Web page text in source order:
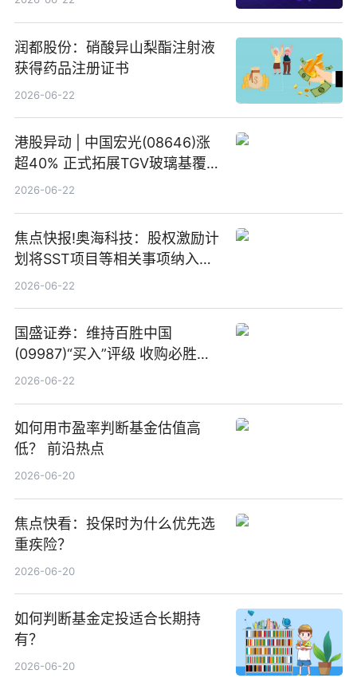
润都股份：硝酸异山梨酯注射液
获得药品注册证书
2026-06-22
港股异动 | 中国宏光(08646)涨
超40% 正式拓展TGV玻璃基覆铜
板新材料业务
2026-06-22
焦点快报!奥海科技：股权激励计
划将SST项目等相关事项纳入专
项业务发展考核指标
2026-06-22
国盛证券：维持百胜中国
(09987)“买入”评级 收购必胜客
中国增厚利润加速成长 信息
2026-06-22
如何用市盈率判断基金估值高
低？ 前沿热点
2026-06-20
焦点快看：投保时为什么优先选
重疾险？
2026-06-20
如何判断基金定投适合长期持
有？
2026-06-20